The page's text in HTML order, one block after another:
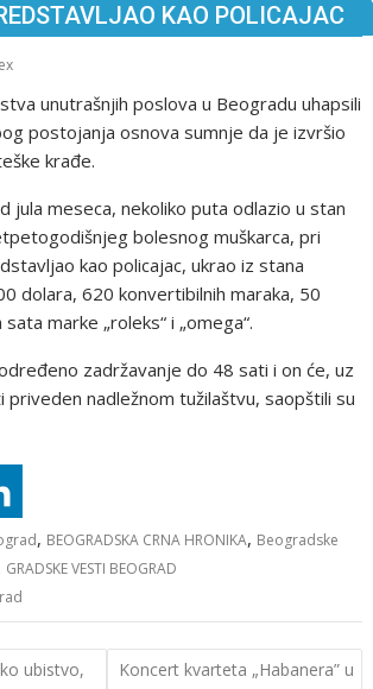
KAO POLICAJAC
unutrašnjih poslova u Beogradu uhapsili
postojanja osnova sumnje da je izvršio
krađe.
jula meseca, nekoliko puta odlazio u stan
bolesnog muškarca, pri
kao policajac, ukrao iz stana
dolara, 620 konvertibilnih maraka, 50
marke „roleks“ i „omega“.
zadržavanje do 48 sati i on će, uz
priveden nadležnom tužilaštvu, saopštili su
, BEOGRADSKA CRNA HRONIKA, Beogradske
GRADSKE VESTI BEOGRAD
ubistvo,
Koncert kvarteta „Habanera” u